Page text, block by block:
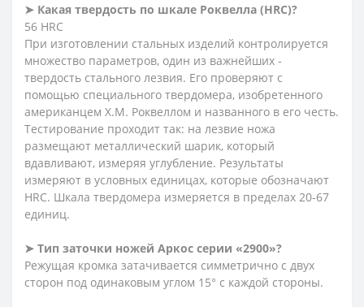
➤ Какая твердость по шкале Роквелла (HRC)?
56 HRC
При изготовлении стальных изделий контролируется
множество параметров, один из важнейших -
твердость стального лезвия. Его проверяют с
помощью специального твердомера, изобретенного
американцем Х.М. Роквеллом и названного в его честь.
Тестирование проходит так: на лезвие ножа
размещают металлический шарик, который
вдавливают, измеряя углубление. Результаты
измеряют в условных единицах, которые обозначают
HRC. Шкала твердомера измеряется в пределах 20-67
единиц.
➤ Тип заточки ножей Аркос серии «2900»?
Режущая кромка затачивается симметрично с двух
сторон под одинаковым углом 15° с каждой стороны.